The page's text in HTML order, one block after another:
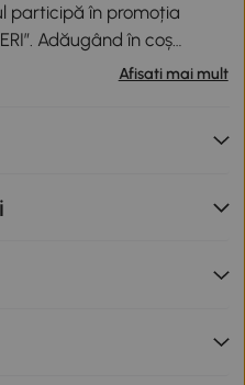
participă în promoția
Adăugând în coș
totală de peste 799 lei,
Afisati mai mult